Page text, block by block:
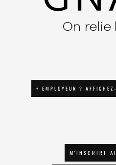
+ EMPLOYEUR ?
M'INSCRIRE